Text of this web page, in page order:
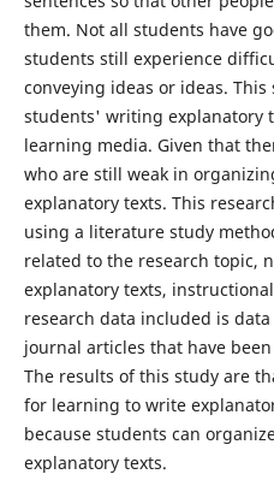
them. Not all students have
students still experience
conveying ideas or ideas.
students' writing explanatory
learning media. Given that
who are still weak in
explanatory texts. This
using a literature study
related to the research topic,
explanatory texts,
research data included is
journal articles that have
The results of this study are
for learning to write
because students can
explanatory texts.